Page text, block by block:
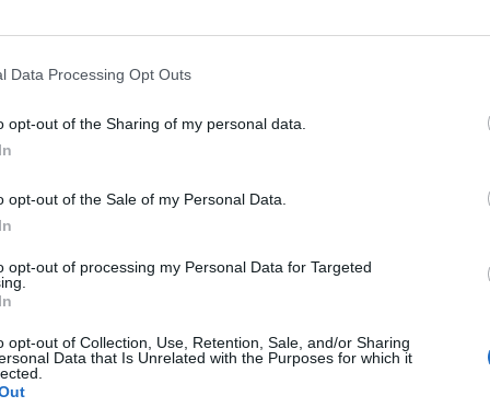
Data Processing Opt Outs
opt-out of the Sharing of my personal data.
opt-out of the Sale of my Personal Data.
opt-out of processing my Personal Data for Targeted
opt-out of Collection, Use, Retention, Sale, and/or Sharing
Data that Is Unrelated with the Purposes for which it
Δημοκρατίας. Η Δημοκρατία, όμως, δεν είναι
ούτε να μετατρέπεις τον τουρισμό σε εργαλείο
να επικαλούνται την ειρήνη και τα ανθρώπινα
την ελευθερία της μετακίνησης και της
κόσμο – όχι πεδίο πολιτικής αντιπαράθεσης.
να απολαύσουν τον τόπο μας. Δεν
και τις αξίες του.
τέτοιες ενέργειες, να αναλογιστούν τις
της Ρόδου, των ανθρώπων της και της